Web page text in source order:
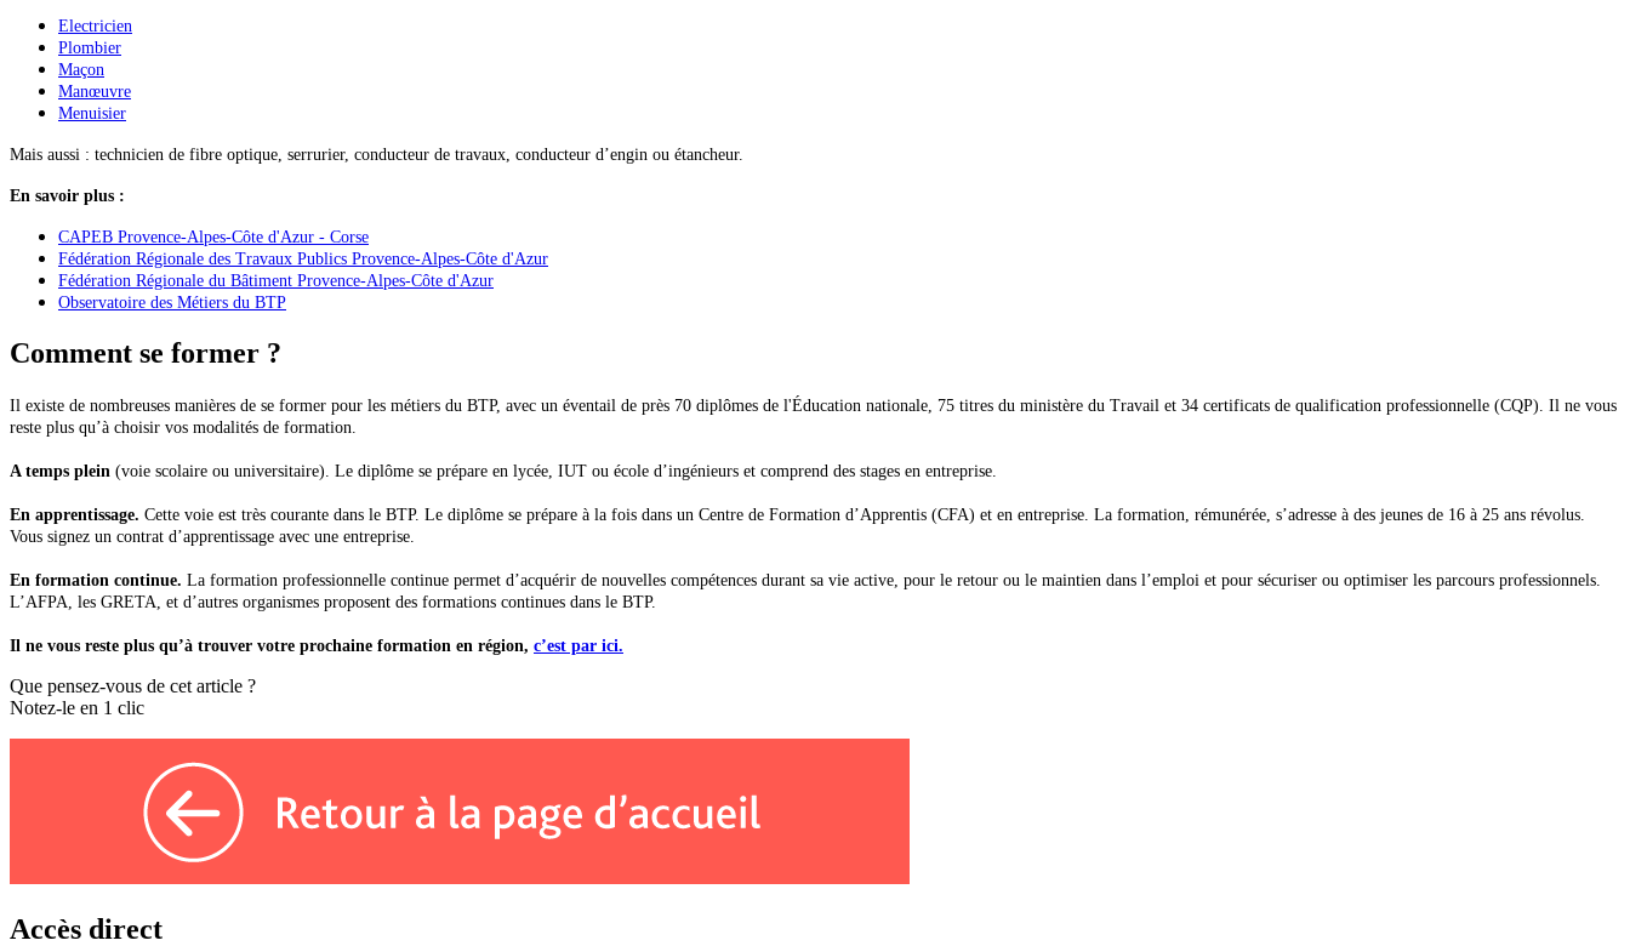
Electricien
Plombier
Maçon
Manœuvre
Menuisier
Mais aussi : technicien de fibre optique, serrurier, conducteur de travaux, conducteur d’engin ou étancheur.
En savoir plus :
CAPEB Provence-Alpes-Côte d'Azur - Corse
Fédération Régionale des Travaux Publics Provence-Alpes-Côte d'Azur
Fédération Régionale du Bâtiment Provence-Alpes-Côte d'Azur
Observatoire des Métiers du BTP
Comment se former ?
Il existe de nombreuses manières de se former pour les métiers du BTP, avec un éventail de près 70 diplômes de l'Éducation nationale, 75 titres du ministère du Travail et 34 certificats de qualification professionnelle (CQP). Il ne vous
reste plus qu’à choisir vos modalités de formation.
A temps plein (voie scolaire ou universitaire). Le diplôme se prépare en lycée, IUT ou école d’ingénieurs et comprend des stages en entreprise.
En apprentissage. Cette voie est très courante dans le BTP. Le diplôme se prépare à la fois dans un Centre de Formation d’Apprentis (CFA) et en entreprise. La formation, rémunérée, s’adresse à des jeunes de 16 à 25 ans révolus.
Vous signez un contrat d’apprentissage avec une entreprise.
En formation continue. La formation professionnelle continue permet d’acquérir de nouvelles compétences durant sa vie active, pour le retour ou le maintien dans l’emploi et pour sécuriser ou optimiser les parcours professionnels.
L’AFPA, les GRETA, et d’autres organismes proposent des formations continues dans le BTP.
Il ne vous reste plus qu’à trouver votre prochaine formation en région, c’est par ici.
Que pensez-vous de cet article ?
Notez-le en 1 clic
Accès direct